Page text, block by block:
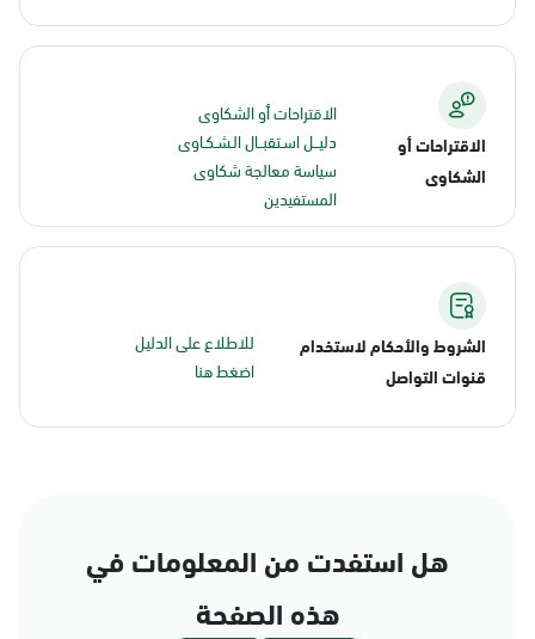
الاقتراحات أو
الشكاوى
الاقتراحات أو الشكاوى
دليــل اسـتقبــال الـشـكـاوى
سياسة معالجة شكاوى
المستفيدين
الشروط والأحكام لاستخدام
قنوات التواصل
للاطلاع على الدليل
اضغط هنا
هل استفدت من المعلومات في
هذه الصفحة